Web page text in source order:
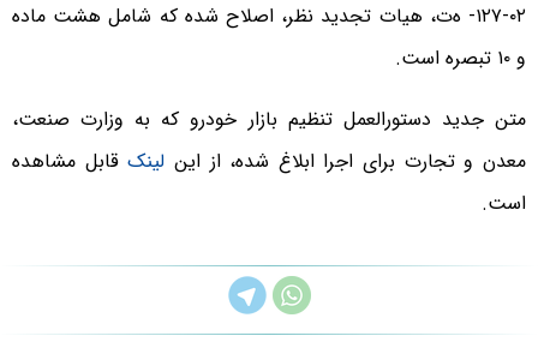
٠٢-١٢٧- ه‌ت، هیات تجدید نظر، اصلاح شده که شامل هشت ماده
و ١٠ تبصره است.
متن جدید دستورالعمل تنظیم بازار خودرو که به وزارت صنعت،
معدن و تجارت برای اجرا ابلاغ شده، از این لینکقابل مشاهده
است.